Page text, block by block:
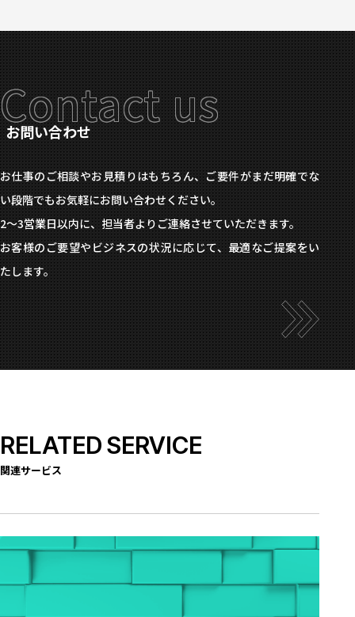
Contact us
お問い合わせ
お仕事のご相談やお見積りはもちろん、ご要件がまだ明確でな
い段階でもお気軽にお問い合わせください。
2〜3営業日以内に、担当者よりご連絡させていただきます。
お客様のご要望やビジネスの状況に応じて、最適なご提案をい
たします。
RELATED SERVICE
関連サービス